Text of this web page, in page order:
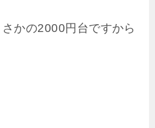
かの2000円台ですから